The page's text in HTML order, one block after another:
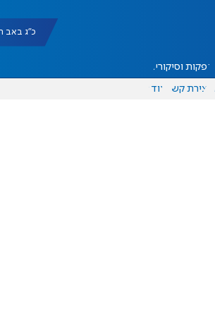
כ"ג באב תשפ"ו
הפקות וסיקורים
יצירת קשר עוד